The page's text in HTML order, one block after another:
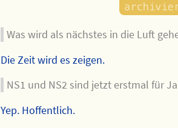
Was wird als nächstes in die Luft
Die Zeit wird es zeigen.
NS1 und NS2 sind jetzt erstmal für
Yep. Hoffentlich.